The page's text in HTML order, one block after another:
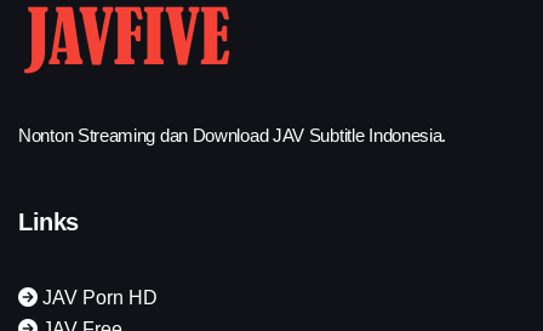
Nonton Streaming dan Download JAV Subtitle Indonesia.
Links
JAV Porn HD